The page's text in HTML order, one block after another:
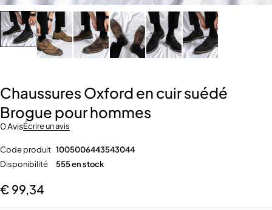
Chaussures Oxford en cuir suédé
Brogue pour hommes
0 AvisÉcrire un avis
Code produit 1005006443543044
Disponibilité
555 en stock
€ 99,34